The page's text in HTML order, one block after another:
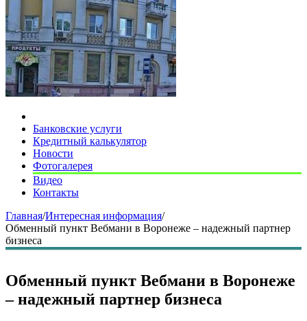
Банковские услуги
Кредитный калькулятор
Новости
Фотогалерея
Видео
Контакты
Главная/Интересная информация/
Обменный пункт Вебмани в Воронеже – надежный партнер
бизнеса
Обменный пункт Вебмани в Воронеже
– надежный партнер бизнеса